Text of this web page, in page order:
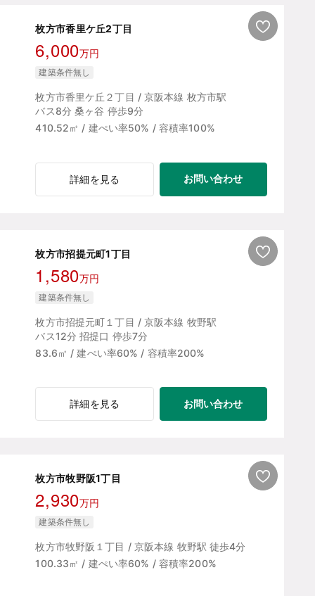
枚方市香里ケ丘2丁目
6,000万円
建築条件無し
枚方市香里ケ丘２丁目 / 京阪本線 枚方市駅
バス8分 桑ヶ谷 停歩9分
410.52㎡ / 建ぺい率50% / 容積率100%
詳細を見る お問い合わせ
枚方市招提元町1丁目
1,580万円
建築条件無し
枚方市招提元町１丁目 / 京阪本線 牧野駅
バス12分 招提口 停歩7分
83.6㎡ / 建ぺい率60% / 容積率200%
詳細を見る お問い合わせ
枚方市牧野阪1丁目
2,930万円
建築条件無し
枚方市牧野阪１丁目 / 京阪本線 牧野駅 徒歩4分
100.33㎡ / 建ぺい率60% / 容積率200%